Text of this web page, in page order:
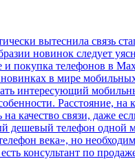
вытеснила связь
новинок следует
покупка телефонов в
в мире
интересующий
Расстояние, на
качество связи, даже
дешевый телефон
века», но
консультант по